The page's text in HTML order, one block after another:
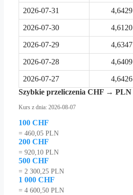
2026-07-31 4,6429
2026-07-30 4,6120
2026-07-29 4,6347
2026-07-28 4,6409
2026-07-27
4,6426
Szybkie przeliczenia CHF → PLN
Kurs z dnia: 2026-08-07
100 CHF
= 460,05 PLN
200 CHF
= 920,10 PLN
500 CHF
= 2 300,25 PLN
1 000 CHF
= 4 600,50 PLN